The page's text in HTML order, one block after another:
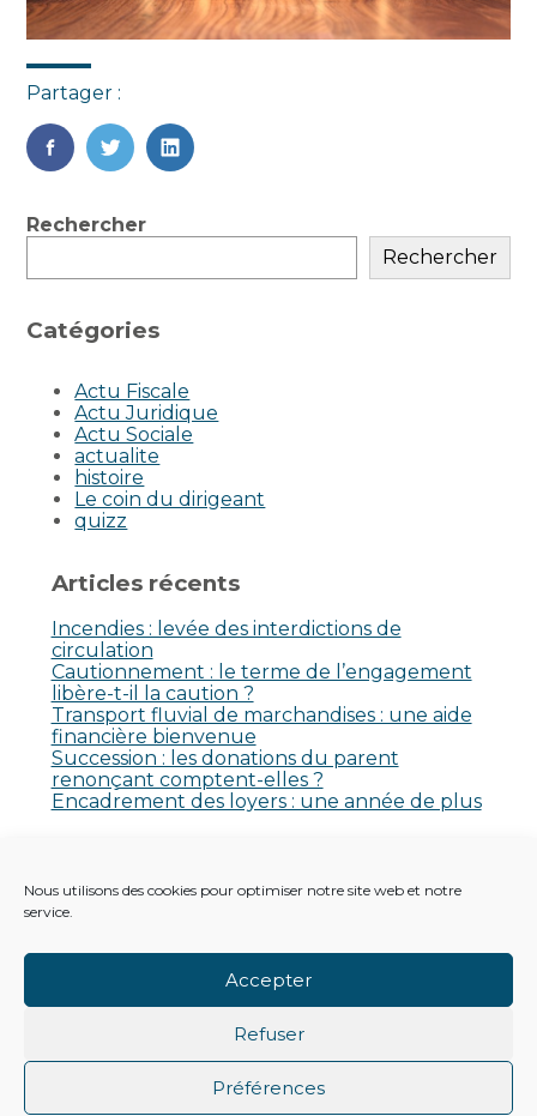
Nous utilisons des cookies pour optimiser notre site web et notre
service.
Accepter
Refuser
Préférences
Partager :
FaceBook
TwitterLinkedIn
Blog
Rechercher
Rechercher
Catégories
Actu Fiscale
Actu Juridique
Actu Sociale
actualite
histoire
Le coin du dirigeant
quizz
Articles récents
Incendies : levée des interdictions de
circulation
Cautionnement : le terme de l’engagement
libère-t-il la caution ?
Transport fluvial de marchandises : une aide
financière bienvenue
Succession : les donations du parent
renonçant comptent-elles ?
Encadrement des loyers : une année de plus
Aucun commentaire à afficher.
Footer
Principale
MENTIONS LÉGALES